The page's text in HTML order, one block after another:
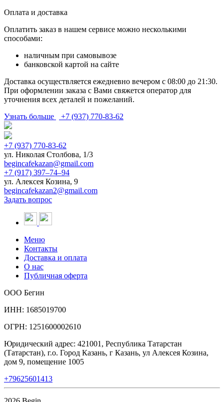
Оплата и доставка
Оплатить заказ в нашем сервисе можно несколькими
способами:
наличным при самовывозе
банковской картой на сайте
Доставка осуществляется ежедневно вечером с 08:00 до 21:30.
При оформлении заказа с Вами свяжется оператор для
уточнения всех деталей и пожеланий.
Узнать больше
+7 (937) 770-83-62
+7 (937) 770-83-62
ул. Николая Столбова, 1/3
begincafekazan@gmail.com
+7 (917) 397‒74‒94
ул. Алексея Козина, 9
begincafekazan2@gmail.com
Задать вопрос
Меню
Контакты
Доставка и оплата
О нас
Публичная оферта
ООО Бегин
ИНН: 1685019700
ОГРН: 1251600002610
Юридический адрес: 421001, Республика Татарстан
(Татарстан), г.о. Город Казань, г Казань, ул Алексея Козина,
дом 9, помещение 1005
+79625601413